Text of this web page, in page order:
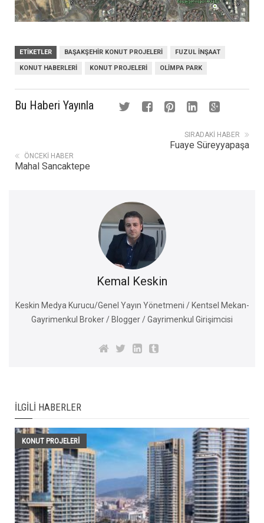
ETIKETLER BAŞAKŞEHIR KONUT PROJELERI FUZUL İNŞAAT
KONUT HABERLERI KONUT PROJELERI OLIMPA PARK
Bu Haberi Yayınla
SIRADAKI HABER
Fuaye Süreyyapaşa
ÖNCEKI HABER
Mahal Sancaktepe
Kemal Keskin
Keskin Medya Kurucu/Genel Yayın Yönetmeni / Kentsel Mekan-
Gayrimenkul Broker / Blogger / Gayrimenkul Girişimcisi
İLGILI HABERLER
KONUT PROJELERI